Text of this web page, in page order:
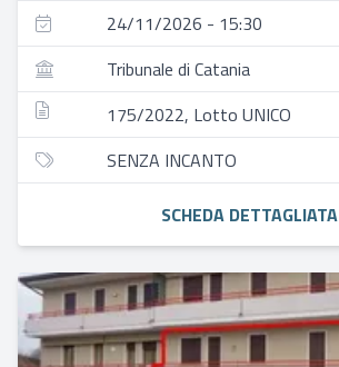
24/11/2026 - 15:30
Tribunale di Catania
175/2022, Lotto UNICO
SENZA INCANTO
SCHEDA DETTAGLIATA